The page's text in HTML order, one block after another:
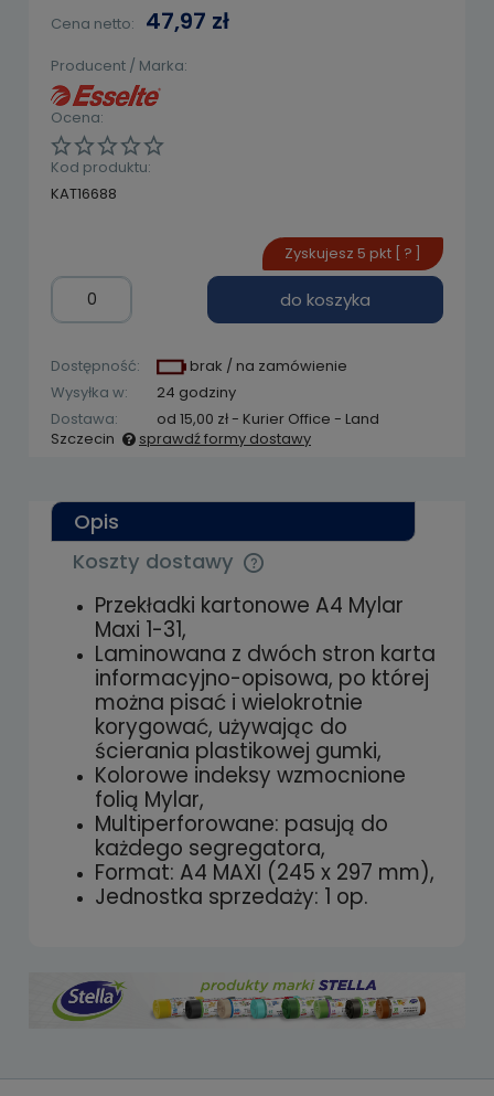
Cena netto: 47,97 zł
Ocena:
Producent / Marka:
Kod produktu:
KAT16688
do koszyka
Zyskujesz 5 pkt [ ? ]
Dostępność:
brak / na zamówienie
Wysyłka w:
24 godziny
Dostawa:
od 15,00 zł- Kurier Office - Land
Szczecin
sprawdź formy dostawy
Opis
Koszty dostawy
Cena nie zawiera ewentualnych kosztów
płatności
Przekładki kartonowe A4 Mylar
Maxi 1-31,
Laminowana z dwóch stron karta
informacyjno-opisowa, po której
można pisać i wielokrotnie
korygować, używając do
ścierania plastikowej gumki,
Kolorowe indeksy wzmocnione
folią Mylar,
Multiperforowane: pasują do
każdego segregatora,
Format: A4 MAXI (245 x 297 mm),
Jednostka sprzedaży: 1 op.